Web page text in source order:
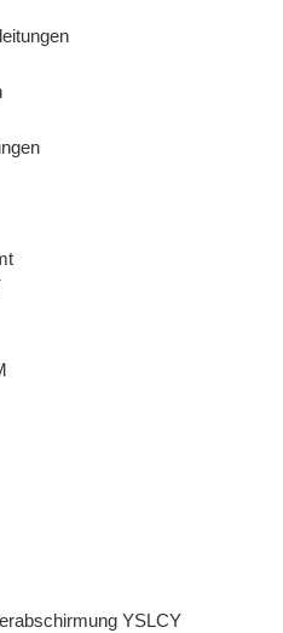
YSLCY